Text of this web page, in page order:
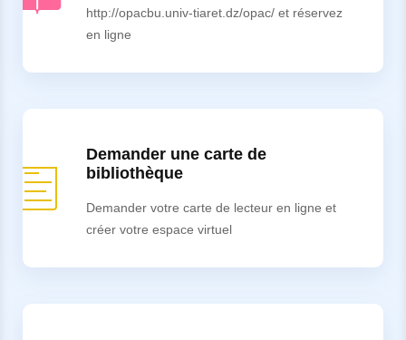
http://opacbu.univ-tiaret.dz/opac/ et réservez
en ligne
Demander une carte de
bibliothèque
Demander votre carte de lecteur en ligne et
créer votre espace virtuel